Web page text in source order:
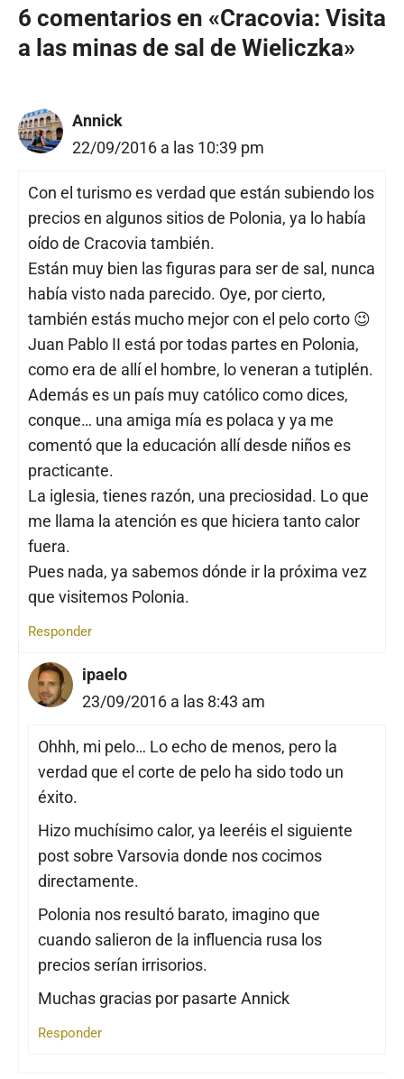
6 comentarios en «Cracovia: Visita
a las minas de sal de Wieliczka»
Annick
22/09/2016 a las 10:39 pm
Con el turismo es verdad que están subiendo los
precios en algunos sitios de Polonia, ya lo había
oído de Cracovia también.
Están muy bien las figuras para ser de sal, nunca
había visto nada parecido. Oye, por cierto,
también estás mucho mejor con el pelo corto 😉
Juan Pablo II está por todas partes en Polonia,
como era de allí el hombre, lo veneran a tutiplén.
Además es un país muy católico como dices,
conque… una amiga mía es polaca y ya me
comentó que la educación allí desde niños es
practicante.
La iglesia, tienes razón, una preciosidad. Lo que
me llama la atención es que hiciera tanto calor
fuera.
Pues nada, ya sabemos dónde ir la próxima vez
que visitemos Polonia.
Responder
ipaelo
23/09/2016 a las 8:43 am
Ohhh, mi pelo… Lo echo de menos, pero la
verdad que el corte de pelo ha sido todo un
éxito.
Hizo muchísimo calor, ya leeréis el siguiente
post sobre Varsovia donde nos cocimos
directamente.
Polonia nos resultó barato, imagino que
cuando salieron de la influencia rusa los
precios serían irrisorios.
Muchas gracias por pasarte Annick
Responder